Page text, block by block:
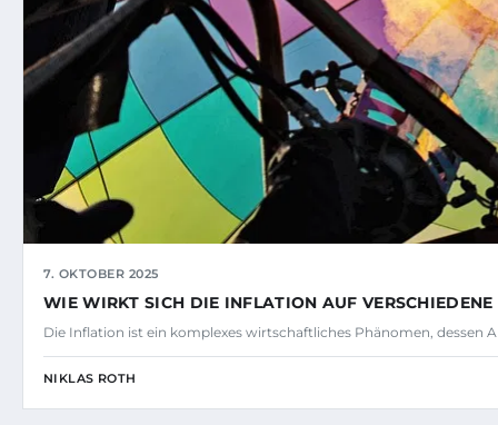
7. OKTOBER 2025
WIE WIRKT SICH DIE INFLATION AUF VERSCHIEDENE
Die Inflation ist ein komplexes wirtschaftliches Phänomen, dessen
NIKLAS ROTH